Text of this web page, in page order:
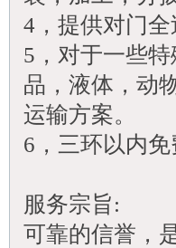
4，提供对门
5，对于一些
品，液体，动
运输方案。
6，三环以内
服务宗旨:
可靠的信誉，